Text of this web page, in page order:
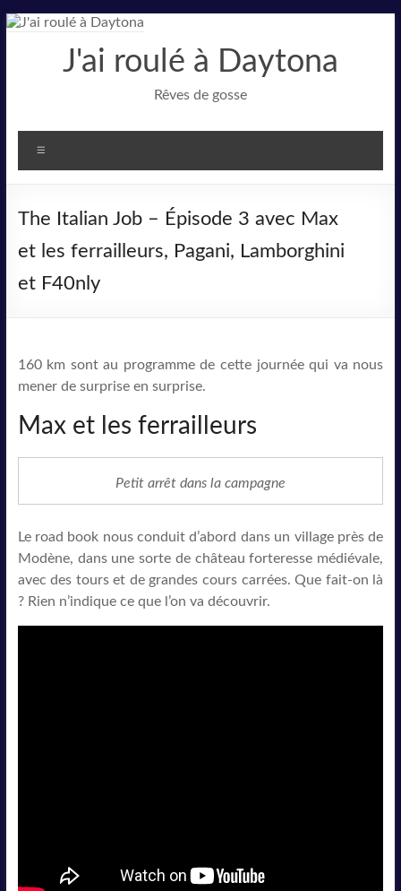
Aller
J'ai roulé à Daytona
Rêves de gosse
The Italian Job – Épisode 3 avec Max
et les ferrailleurs, Pagani, Lamborghini
et F40nly
160 km sont au programme de cette journée qui va nous
mener de surprise en surprise.
Max et les ferrailleurs
Petit arrêt dans la campagne
Le road book nous conduit d’abord dans un village près de
Modène, dans une sorte de château forteresse médiévale,
avec des tours et de grandes cours carrées. Que fait-on là
? Rien n’indique ce que l’on va découvrir.